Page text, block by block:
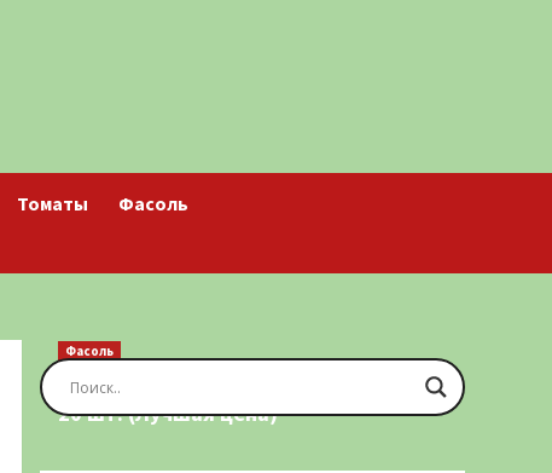
Томаты Фасоль
Фасоль
Фасоль Золотая Сакса (спаржевая)
20 шт. (Лучшая цена)